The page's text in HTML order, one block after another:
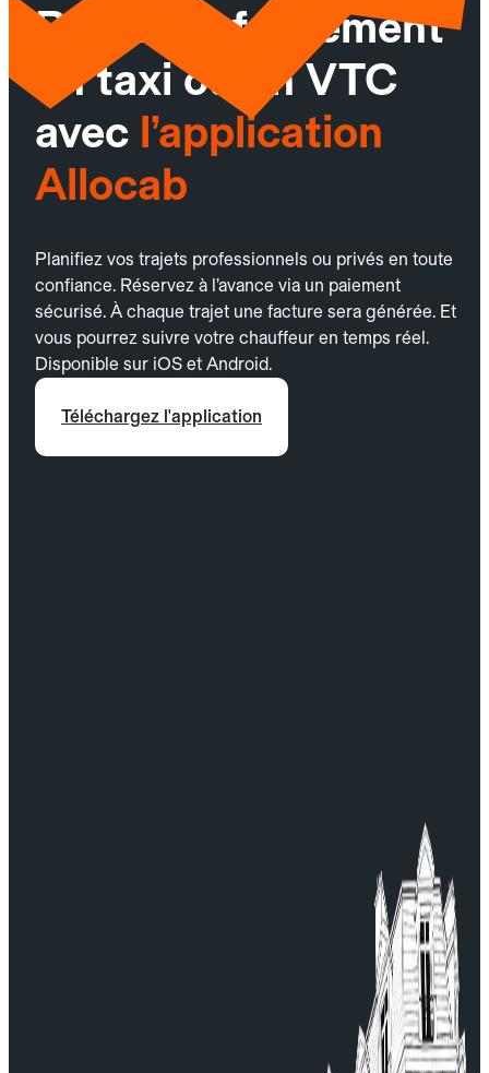
Réservez facilement
un taxi ou un VTC
avec l’application
Allocab
Planifiez vos trajets professionnels ou privés en toute
confiance. Réservez à l’avance via un paiement
sécurisé. À chaque trajet une facture sera générée. Et
vous pourrez suivre votre chauffeur en temps réel.
Disponible sur iOS et Android.
Téléchargez l'application